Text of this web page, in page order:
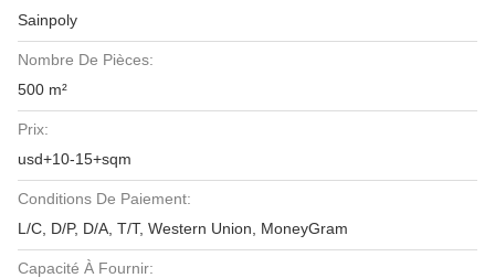
Sainpoly
Nombre De Pièces:
500 m²
Prix:
usd+10-15+sqm
Conditions De Paiement:
L/C, D/P, D/A, T/T, Western Union, MoneyGram
Capacité À Fournir: